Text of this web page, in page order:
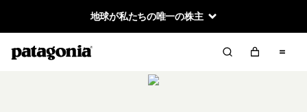
地球が私たちの唯一の株主